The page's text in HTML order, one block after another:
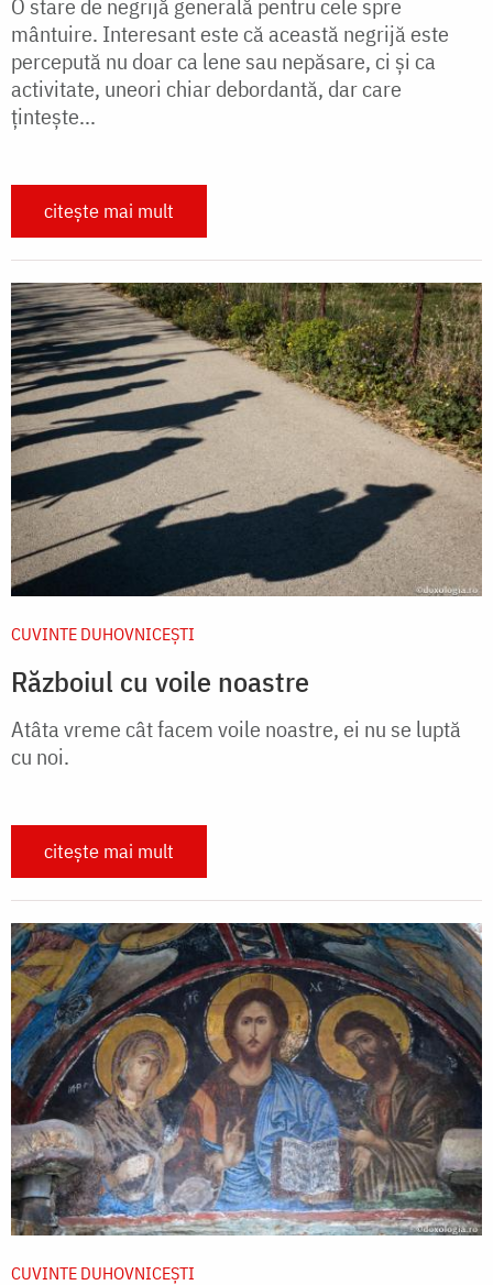
mântuire. Interesant este că această negrijă este
percepută nu doar ca lene sau nepăsare, ci şi ca
activitate, uneori chiar debordantă, dar care
ţinteşte...
citește mai mult
CUVINTE DUHOVNICEȘTI
Războiul cu voile noastre
Atâta vreme cât facem voile noastre, ei nu se luptă
cu noi.
citește mai mult
CUVINTE DUHOVNICEȘTI